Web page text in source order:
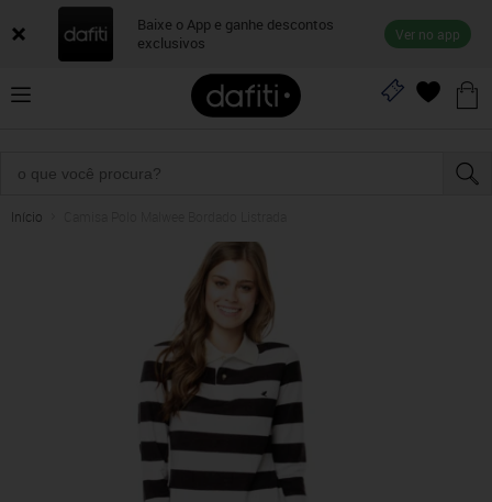
Baixe o App e ganhe descontos
exclusivos
Ver no app
Início